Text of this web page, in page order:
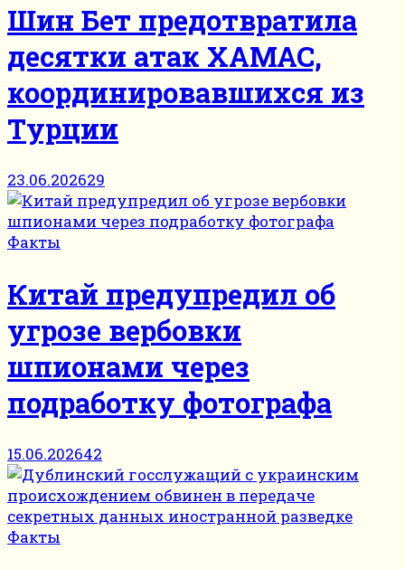
Шин Бет предотвратила
десятки атак ХАМАС,
координировавшихся из
Турции
23.06.202629
Факты
Китай предупредил об
угрозе вербовки
шпионами через
подработку фотографа
15.06.202642
Факты